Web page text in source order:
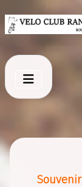
Souvenir